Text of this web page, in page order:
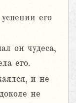
его
он чудеса,
его.
и не
не